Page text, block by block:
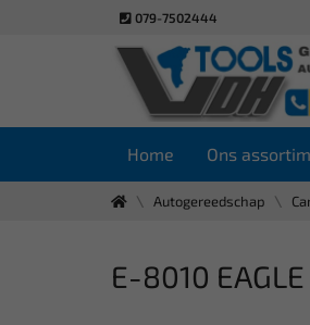
079-7502444
Home Ons
Autogereedschap
E-8010